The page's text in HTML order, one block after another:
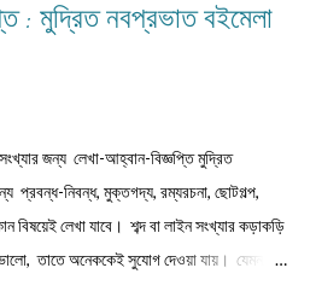
: মুদ্রিত নবপ্রভাত বইমেলা
জন্য লেখা-আহ্বান-বিজ্ঞপ্তি মুদ্রিত
প্রবন্ধ-নিবন্ধ, মুক্তগদ্য, রম্যরচনা, ছোটগল্প,
বিষয়েই লেখা যাবে। শব্দ বা লাইন সংখ্যার কড়াকড়ি
তাতে অনেককেই সুযোগ দেওয়া যায়। যেমন,